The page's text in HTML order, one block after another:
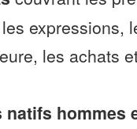
expressions,
les achats
natifs hommes